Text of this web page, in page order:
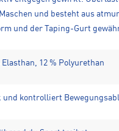
und besteht aus
und der Taping-Gurt
12 % Polyurethan
kontrolliert